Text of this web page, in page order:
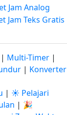
Jam Analog
Jam Teks Gratis
| Multi-Timer |
| Konverter
| ☀️ Pelajari
| 🎉